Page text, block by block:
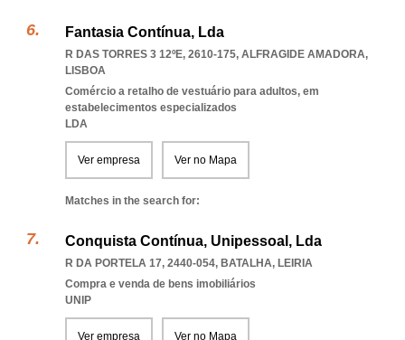
Fantasia Contínua, Lda
R DAS TORRES 3 12ºE, 2610-175, ALFRAGIDE AMADORA,
LISBOA
Comércio a retalho de vestuário para adultos, em
estabelecimentos especializados
LDA
Ver empresa Ver no Mapa
Matches in the search for:
Conquista Contínua, Unipessoal, Lda
R DA PORTELA 17, 2440-054, BATALHA, LEIRIA
Compra e venda de bens imobiliários
UNIP
Ver empresa Ver no Mapa